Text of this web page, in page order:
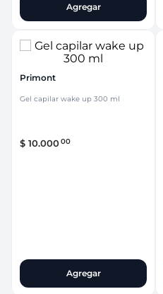
Agregar
Primont
Gel capilar wake up 300 ml
$ 10.00000
Agregar